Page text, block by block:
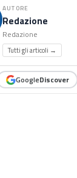
AUTORE
Redazione
Redazione
Tutti gli articoli →
GoogleDiscover